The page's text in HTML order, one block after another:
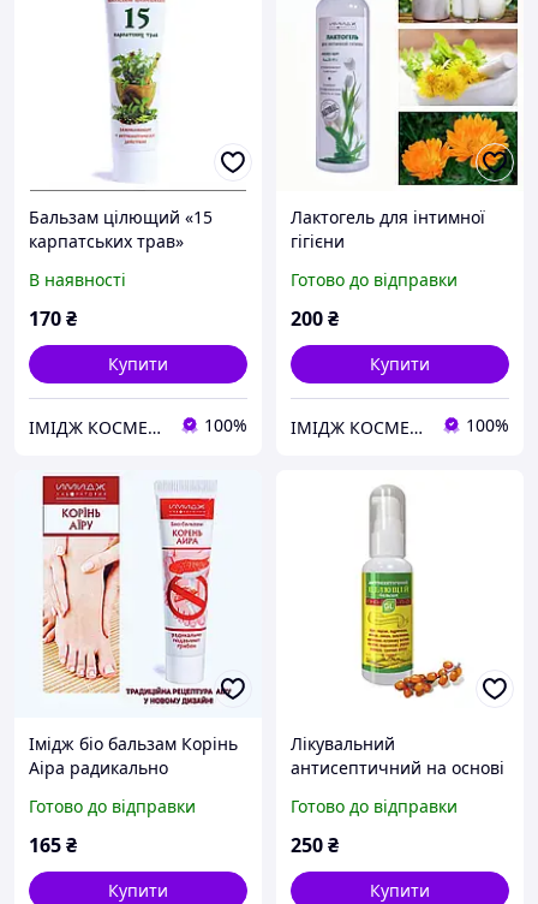
Бальзам цілющий «15
карпатських трав»
"Імідж лабораторія"
В наявності
170₴
Купити
ІМІДЖ КОСМЕТИКА В КРЕМЕНЧУЦІ 100%
Лактогель для інтимної
гігієни
Готово до відправки
200₴
Купити
ІМІДЖ КОСМЕТИКА В КРЕМЕНЧУЦІ 100%
Імідж біо бальзам Корінь
Аіра радикально
Готово до відправки
165₴
Купити
Лікувальний
антисептичний на основі
обліпихи та чайного
дерева, ромашки. Імідж
Готово до відправки
250₴
Купити